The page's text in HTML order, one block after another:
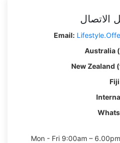
الاتصال
Email:
Australia
New Zealand
Mon - Fri 9:00am –